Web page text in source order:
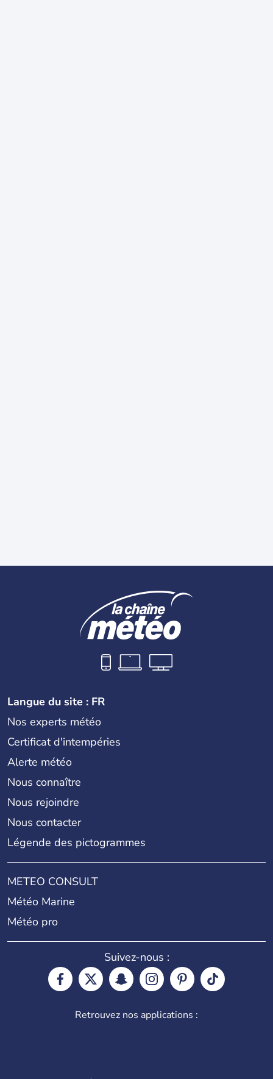
Langue du site : FR
Nos experts météo
Certificat d'intempéries
Alerte météo
Nous connaître
Nous rejoindre
Nous contacter
Légende des pictogrammes
METEO CONSULT
Météo Marine
Météo pro
Suivez-nous :
Retrouvez nos applications :